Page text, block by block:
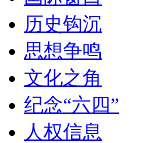
历史钩沉
思想争鸣
文化之角
纪念“六四”
人权信息